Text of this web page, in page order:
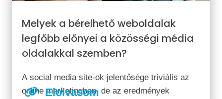
Melyek a bérelhető weboldalak
legfőbb előnyei a közösségi média
oldalakkal szemben?
A social media site-ok jelentősége triviális az
online marketingben, de az eredmények
Elolvasom